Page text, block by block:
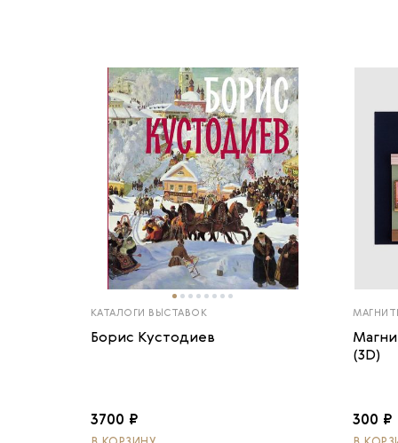
КАТАЛОГИ ВЫСТАВОК
Борис Кустодиев
3700 ₽
(3D)
300 ₽